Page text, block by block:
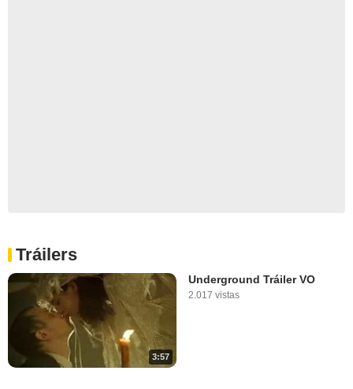
Tráilers
3:57
Underground Tráiler VO
2.017 vistas